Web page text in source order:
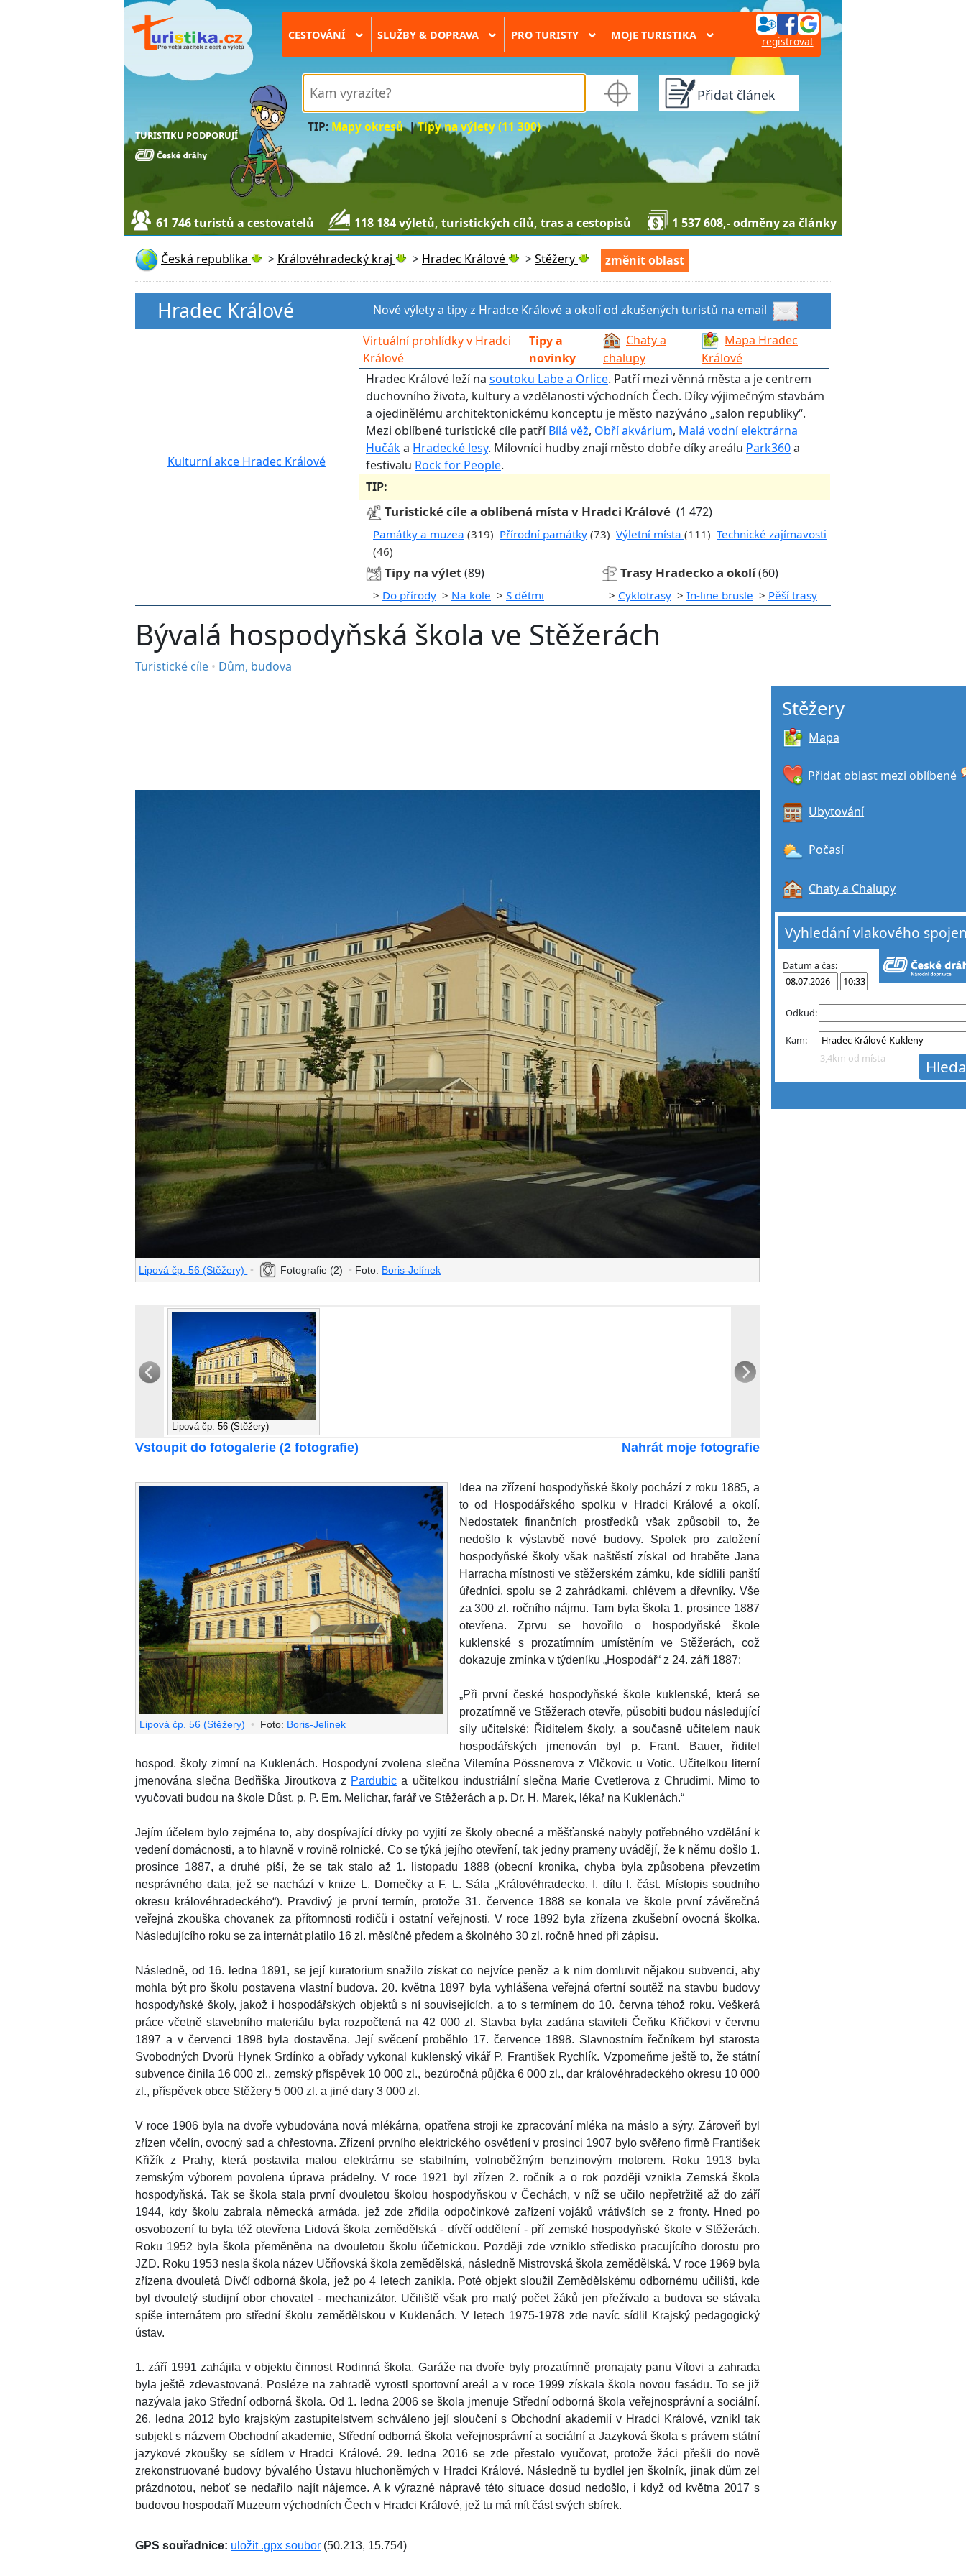
TURISTIKU PODPORUJÍ
CESTOVÁNÍ › SLUŽBY & DOPRAVA › PRO TURISTY › MOJE TURISTIKA › registrovat
TIP: Mapy okresů|Tipy na výlety (11 300)
Přidat článek
61 746 turistů a cestovatelů 118 184 výletů, turistických cílů, tras a cestopisů 1 537 608,- odměny za články
Česká republika > Královéhradecký kraj > Hradec Králové >Stěžery změnit oblast
Hradec Králové Nové výlety a tipy z Hradce Králové a okolí od zkušených turistů na email
Kulturní akce Hradec Králové
Virtuální prohlídky v Hradci
Králové
Tipy a
novinky
Chaty a
chalupy
Mapa Hradec
Králové
Hradec Králové leží na soutoku Labe a Orlice. Patří mezi věnná města a je centrem
duchovního života, kultury a vzdělanosti východních Čech. Díky výjimečným stavbám
a ojedinělému architektonickému konceptu je město nazýváno „salon republiky“.
Mezi oblíbené turistické cíle patříBílá věž, Obří akvárium, Malá vodní elektrárna
Hučáka Hradecké lesy. Mílovníci hudby znají město dobře díky areálu Park360a
festivalu Rock for People.
TIP:
Turistické cíle a oblíbená místa v Hradci Králové (1 472)
Památky a muzea (319) Přírodní památky (73) Výletní místa (111) Technické zajímavosti
(46)
Tipy na výlet(89) Trasy Hradecko a okolí(60)
> Do přírody > Na kole > S dětmi > Cyklotrasy > In-line brusle > Pěší trasy
Bývalá hospodyňská škola ve Stěžerách
Turistické cíle • Dům, budova
Lipová čp. 56 (Stěžery) • Fotografie (2) • Foto: Boris-Jelínek
Lipová čp. 56 (Stěžery)
Nahrát moje fotografie
Vstoupit do fotogalerie (2 fotografie)
Lipová čp. 56 (Stěžery) • Foto: Boris-Jelínek
Idea na zřízení hospodyňské školy pochází z roku 1885, a
to od Hospodářského spolku v Hradci Králové a okolí.
Nedostatek finančních prostředků však způsobil to, že
nedošlo k výstavbě nové budovy. Spolek pro založení
hospodyňské školy však naštěstí získal od hraběte Jana
Harracha místnosti ve stěžerském zámku, kde sídlili panští
úředníci, spolu se 2 zahrádkami, chlévem a dřevníky. Vše
za 300 zl. ročního nájmu. Tam byla škola 1. prosince 1887
otevřena. Zprvu se hovořilo o hospodyňské škole
kuklenské s prozatímním umístěním ve Stěžerách, což
dokazuje zmínka v týdeníku „Hospodář“ z 24. září 1887:
„Při první české hospodyňské škole kuklenské, která se
prozatímně ve Stěžerach otevře, působiti budou následující
síly učitelské: Řiditelem školy, a současně učitelem nauk
hospodářských jmenován byl p. Frant. Bauer, řiditel
hospod. školy zimní na Kuklenách. Hospodyní zvolena slečna Vilemína Pössnerova z Vlčkovic u Votic. Učitelkou literní
jmenována slečna Bedřiška Jiroutkova z Pardubic a učitelkou industriální slečna Marie Cvetlerova z Chrudimi. Mimo to
vyučovati budou na škole Důst. p. P. Em. Melichar, farář ve Stěžerách a p. Dr. H. Marek, lékař na Kuklenách.“
Jejím účelem bylo zejména to, aby dospívající dívky po vyjití ze školy obecné a měšťanské nabyly potřebného vzdělání k
vedení domácnosti, a to hlavně v rovině rolnické. Co se týká jejího otevření, tak jedny prameny uvádějí, že k němu došlo 1.
prosince 1887, a druhé píší, že se tak stalo až 1. listopadu 1888 (obecní kronika, chyba byla způsobena převzetím
nesprávného data, jež se nachází v knize L. Domečky a F. L. Sála „Královéhradecko. I. dílu I. část. Místopis soudního
okresu královéhradeckého“). Pravdivý je první termín, protože 31. července 1888 se konala ve škole první závěrečná
veřejná zkouška chovanek za přítomnosti rodičů i ostatní veřejnosti. V roce 1892 byla zřízena zkušební ovocná školka.
Následujícího roku se za internát platilo 16 zl. měsíčně předem a školného 30 zl. ročně hned při zápisu.
Následně, od 16. ledna 1891, se její kuratorium snažilo získat co nejvíce peněz a k nim domluvit nějakou subvenci, aby
mohla být pro školu postavena vlastní budova. 20. května 1897 byla vyhlášena veřejná ofertní soutěž na stavbu budovy
hospodyňské školy, jakož i hospodářských objektů s ní souvisejících, a to s termínem do 10. června téhož roku. Veškerá
práce včetně stavebního materiálu byla rozpočtená na 42 000 zl. Stavba byla zadána staviteli Čeňku Křičkovi v červnu
1897 a v červenci 1898 byla dostavěna. Její svěcení proběhlo 17. července 1898. Slavnostním řečníkem byl starosta
Svobodných Dvorů Hynek Srdínko a obřady vykonal kuklenský vikář P. František Rychlík. Vzpomeňme ještě to, že státní
subvence činila 16 000 zl., zemský příspěvek 10 000 zl., bezúročná půjčka 6 000 zl., dar královéhradeckého okresu 10 000
zl., příspěvek obce Stěžery 5 000 zl. a jiné dary 3 000 zl.
V roce 1906 byla na dvoře vybudována nová mlékárna, opatřena stroji ke zpracování mléka na máslo a sýry. Zároveň byl
zřízen včelín, ovocný sad a chřestovna. Zřízení prvního elektrického osvětlení v prosinci 1907 bylo svěřeno firmě František
Křižík z Prahy, která postavila malou elektrárnu se stabilním, volnoběžným benzinovým motorem. Roku 1913 byla
zemským výborem povolena úprava prádelny. V roce 1921 byl zřízen 2. ročník a o rok později vznikla Zemská škola
hospodyňská. Tak se škola stala první dvouletou školou hospodyňskou v Čechách, v níž se učilo nepřetržitě až do září
1944, kdy školu zabrala německá armáda, jež zde zřídila odpočinkové zařízení vojáků vrátivších se z fronty. Hned po
osvobození tu byla též otevřena Lidová škola zemědělská - dívčí oddělení - pří zemské hospodyňské škole v Stěžerách.
Roku 1952 byla škola přeměněna na dvouletou školu účetnickou. Později zde vzniklo středisko pracujícího dorostu pro
JZD. Roku 1953 nesla škola název Učňovská škola zemědělská, následně Mistrovská škola zemědělská. V roce 1969 byla
zřízena dvouletá Dívčí odborná škola, jež po 4 letech zanikla. Poté objekt sloužil Zemědělskému odbornému učilišti, kde
byl dvouletý studijní obor chovatel - mechanizátor. Učiliště však pro malý počet žáků jen přežívalo a budova se stávala
spíše internátem pro střední školu zemědělskou v Kuklenách. V letech 1975-1978 zde navíc sídlil Krajský pedagogický
ústav.
1. září 1991 zahájila v objektu činnost Rodinná škola. Garáže na dvoře byly prozatímně pronajaty panu Vítovi a zahrada
byla ještě zdevastovaná. Posléze na zahradě vyrostl sportovní areál a v roce 1999 získala škola novou fasádu. To se již
nazývala jako Střední odborná škola. Od 1. ledna 2006 se škola jmenuje Střední odborná škola veřejnosprávní a sociální.
26. ledna 2012 bylo krajským zastupitelstvem schváleno její sloučení s Obchodní akademií v Hradci Králové, vznikl tak
subjekt s názvem Obchodní akademie, Střední odborná škola veřejnosprávní a sociální a Jazyková škola s právem státní
jazykové zkoušky se sídlem v Hradci Králové. 29. ledna 2016 se zde přestalo vyučovat, protože žáci přešli do nově
zrekonstruované budovy bývalého Ústavu hluchoněmých v Hradci Králové. Následně tu bydlel jen školník, jinak dům zel
prázdnotou, neboť se nedařilo najít nájemce. A k výrazné nápravě této situace dosud nedošlo, i když od května 2017 s
budovou hospodaří Muzeum východních Čech v Hradci Králové, jež tu má mít část svých sbírek.
GPS souřadnice: uložit .gpx soubor (50.213, 15.754)
Stěžery
Mapa
Přidat oblast mezi oblíbené
Ubytování
Počasí
Chaty a Chalupy
Vyhledání vlakového
Datum a čas:
Odkud:
Kam:
3,4km od místa